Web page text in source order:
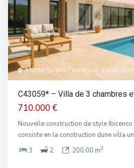
Monte Solana Pedreguer, Costa
C43059* – Villa de 3 chambres
710.000 €
Nouvelle construction de style
consiste en la construction dune villa
3
2 200.00 m2